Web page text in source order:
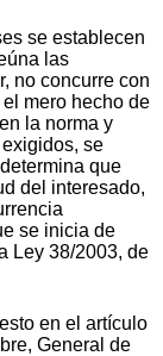
se establecen
las
no concurre con
mero hecho de
la norma y
se
que
del interesado,
se inicia de
Ley 38/2003, de
en el artículo
General de